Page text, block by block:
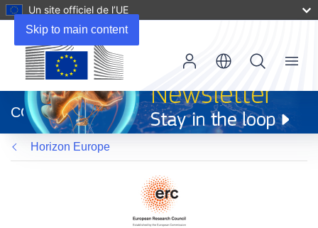
Skip to main content
Un site officiel de l’UE
dans
une
nouvelle
fenêtre)
CORDIS
Menu
Horizon Europe